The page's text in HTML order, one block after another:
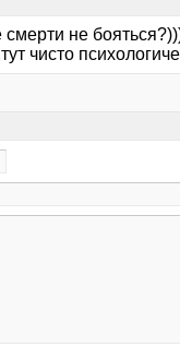
смерти не
чисто